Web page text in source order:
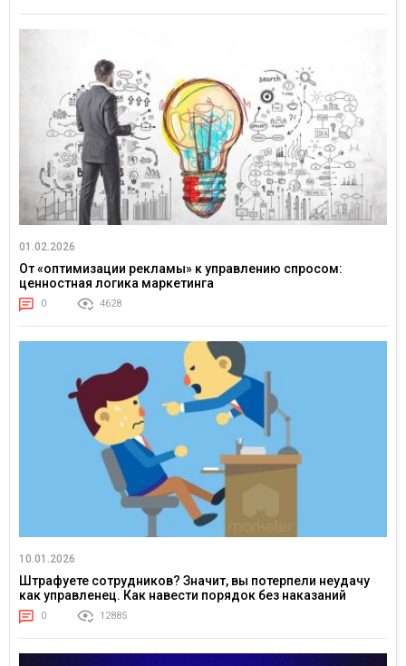
01.02.2026
От «оптимизации рекламы» к управлению спросом:
ценностная логика маркетинга
0 4628
10.01.2026
Штрафуете сотрудников? Значит, вы потерпели неудачу
как управленец. Как навести порядок без наказаний
0 12885